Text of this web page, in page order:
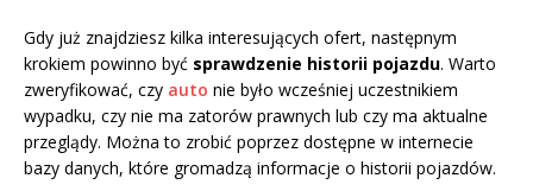
Gdy już znajdziesz kilka interesujących ofert, następnym
krokiem powinno być sprawdzenie historii pojazdu. Warto
zweryfikować, czy auto nie było wcześniej uczestnikiem
wypadku, czy nie ma zatorów prawnych lub czy ma aktualne
przeglądy. Można to zrobić poprzez dostępne w internecie
bazy danych, które gromadzą informacje o historii pojazdów.